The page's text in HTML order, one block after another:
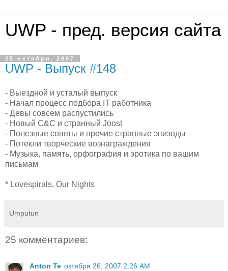
UWP - пред. версия сайта
25 октября, 2007
UWP - Выпуск #148
- Выездной и усталый выпуск
- Начал процесс подбора IT работника
- Девы совсем распустились
- Новый C&C и странный Joost
- Полезные советы и прочие странные эпизоды
- Потекли творческие вознаграждения
- Музыка, память, орфография и эротика по вашим
письмам
* Lovespirals, Our Nights
Umputun
25 комментариев:
Anton Te октября 26, 2007 2:26 AM